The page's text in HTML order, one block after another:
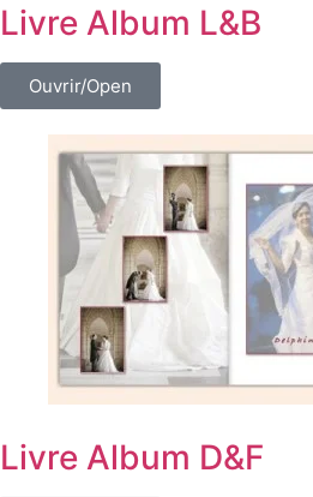
Livre Album L&B
Ouvrir/Open
Livre Album D&F